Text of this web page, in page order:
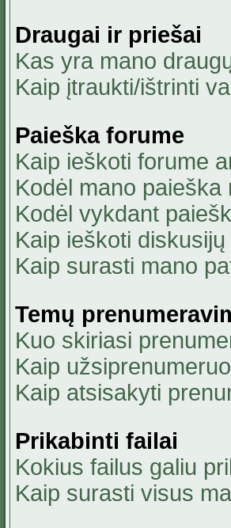
Draugai ir priešai
Kas yra mano
Kaip įtraukti/ištrinti
Paieška forume
Kaip ieškoti forume
Kodėl mano
Kodėl vykdant
Kaip ieškoti
Kaip surasti mano
Temų
Kuo skiriasi
Kaip
Kaip atsisakyti
Prikabinti failai
Kokius failus galiu
Kaip surasti visus